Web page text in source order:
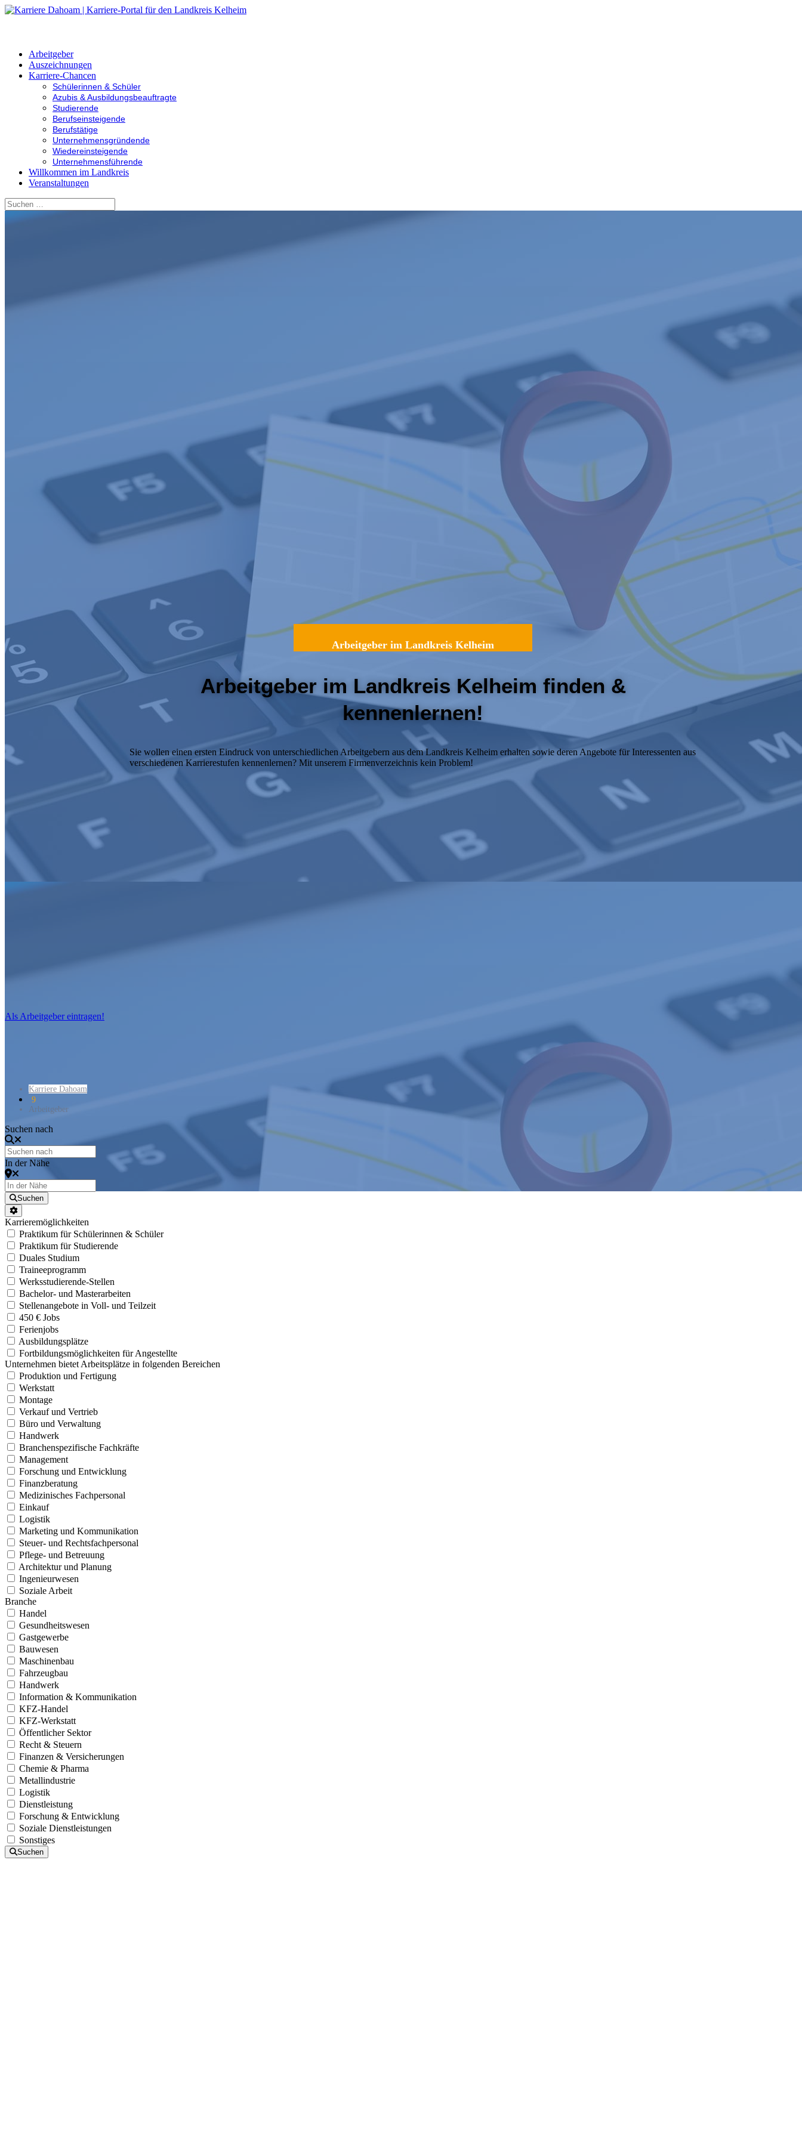
Arbeitgeber
Auszeichnungen
Karriere-Chancen
Schülerinnen & Schüler
Azubis & Ausbildungsbeauftragte
Studierende
Berufseinsteigende
Berufstätige
Unternehmensgründende
Wiedereinsteigende
Unternehmensführende
Willkommen im Landkreis
Veranstaltungen
Arbeitgeber im Landkreis Kelheim
Arbeitgeber im Landkreis Kelheim finden &
kennenlernen!
Sie wollen einen ersten Eindruck von unterschiedlichen Arbeitgebern aus dem Landkreis Kelheim erhalten sowie deren Angebote für Interessenten aus
verschiedenen Karrierestufen kennenlernen? Mit unserem Firmenverzeichnis kein Problem!
Als Arbeitgeber eintragen!
Karriere Dahoam
9
Arbeitgeber
Suchen nach
In der Nähe
Suchen
Karrieremöglichkeiten
Praktikum für Schülerinnen & Schüler
Praktikum für Studierende
Duales Studium
Traineeprogramm
Werksstudierende-Stellen
Bachelor- und Masterarbeiten
Stellenangebote in Voll- und Teilzeit
450 € Jobs
Ferienjobs
Ausbildungsplätze
Fortbildungsmöglichkeiten für Angestellte
Unternehmen bietet Arbeitsplätze in folgenden Bereichen
Produktion und Fertigung
Werkstatt
Montage
Verkauf und Vertrieb
Büro und Verwaltung
Handwerk
Branchenspezifische Fachkräfte
Management
Forschung und Entwicklung
Finanzberatung
Medizinisches Fachpersonal
Einkauf
Logistik
Marketing und Kommunikation
Steuer- und Rechtsfachpersonal
Pflege- und Betreuung
Architektur und Planung
Ingenieurwesen
Soziale Arbeit
Branche
Handel
Gesundheitswesen
Gastgewerbe
Bauwesen
Maschinenbau
Fahrzeugbau
Handwerk
Information & Kommunikation
KFZ-Handel
KFZ-Werkstatt
Öffentlicher Sektor
Recht & Steuern
Finanzen & Versicherungen
Chemie & Pharma
Metallindustrie
Logistik
Dienstleistung
Forschung & Entwicklung
Soziale Dienstleistungen
Sonstiges
Suchen